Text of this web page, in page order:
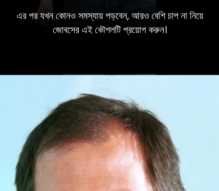
এর পর যখন কোনও সমস্যায় পড়বেন, আরও বেশি চাপ না নিয়ে